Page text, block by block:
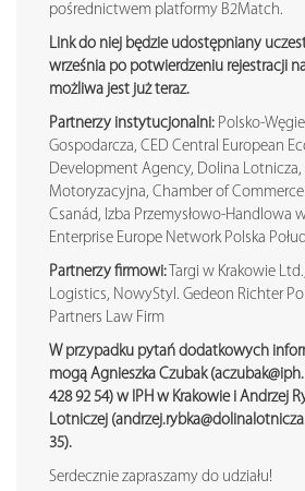
pośrednictwem platformy B2Match.
Link do niej będzie udostępniany
września po potwierdzeniu rejestracji
możliwa jest już teraz.
Partnerzy instytucjonalni: Polsko-
Gospodarcza, CED Central European
Development Agency, Dolina Lotnicza,
Motoryzacyjna, Chamber of
Csanád, Izba Przemysłowo-Handlowa
Enterprise Europe Network Polska
Partnerzy firmowi: Targi w Krakowie
Logistics, NowyStyl. Gedeon Richter
Partners Law Firm
W przypadku pytań dodatkowych
mogą Agnieszka Czubak
428 92 54) w IPH w Krakowie i Andrzej
Lotniczej
35).
Serdecznie zapraszamy do udziału!